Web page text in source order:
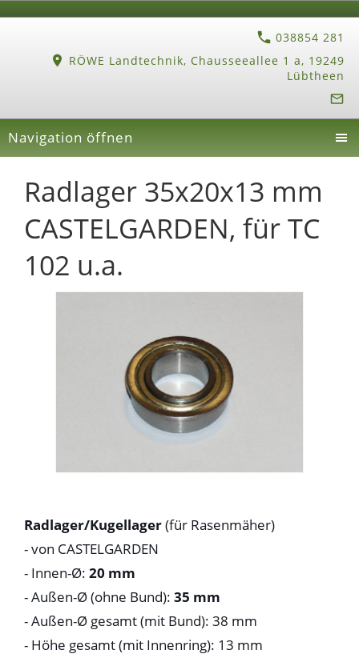
038854 281
RÖWE Landtechnik, Chausseeallee 1 a, 19249
Lübtheen
Navigation öffnen
Radlager 35x20x13 mm
CASTELGARDEN, für TC
102 u.a.
Radlager/Kugellager(für Rasenmäher)
- von CASTELGARDEN
- Innen-Ø: 20 mm
- Außen-Ø (ohne Bund): 35 mm
- Außen-Ø gesamt (mit Bund): 38 mm
- Höhe gesamt (mit Innenring): 13 mm